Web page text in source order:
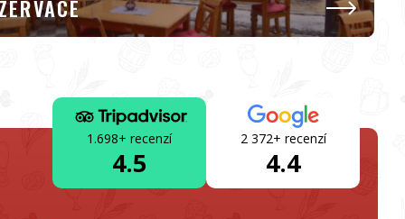
1.698+ recenzí
4.5
2 372+ recenzí
4.4